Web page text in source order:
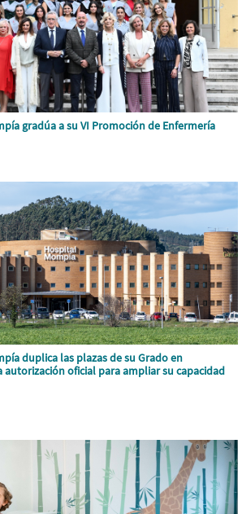
gradúa a su VI Promoción de Enfermería
duplica las plazas de su Grado en
autorización oficial para ampliar su capacidad